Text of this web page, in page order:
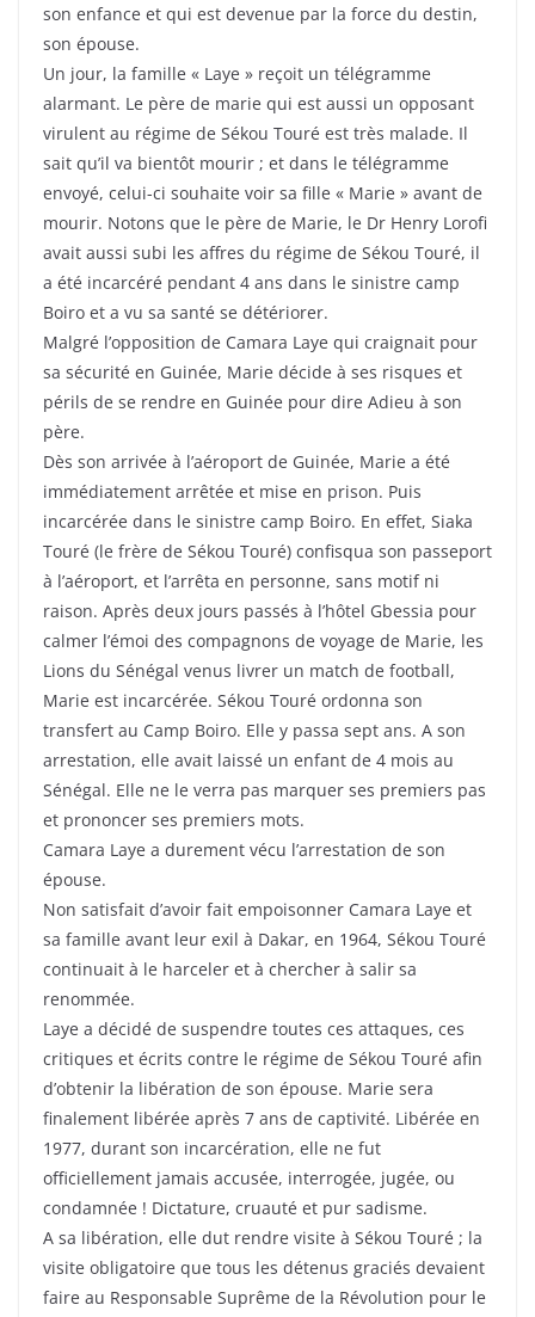
son enfance et qui est devenue par la force du destin,
son épouse.
Un jour, la famille « Laye » reçoit un télégramme
alarmant. Le père de marie qui est aussi un opposant
virulent au régime de Sékou Touré est très malade. Il
sait qu’il va bientôt mourir ; et dans le télégramme
envoyé, celui-ci souhaite voir sa fille « Marie » avant de
mourir. Notons que le père de Marie, le Dr Henry Lorofi
avait aussi subi les affres du régime de Sékou Touré, il
a été incarcéré pendant 4 ans dans le sinistre camp
Boiro et a vu sa santé se détériorer.
Malgré l’opposition de Camara Laye qui craignait pour
sa sécurité en Guinée, Marie décide à ses risques et
périls de se rendre en Guinée pour dire Adieu à son
père.
Dès son arrivée à l’aéroport de Guinée, Marie a été
immédiatement arrêtée et mise en prison. Puis
incarcérée dans le sinistre camp Boiro. En effet, Siaka
Touré (le frère de Sékou Touré) confisqua son passeport
à l’aéroport, et l’arrêta en personne, sans motif ni
raison. Après deux jours passés à l’hôtel Gbessia pour
calmer l’émoi des compagnons de voyage de Marie, les
Lions du Sénégal venus livrer un match de football,
Marie est incarcérée. Sékou Touré ordonna son
transfert au Camp Boiro. Elle y passa sept ans. A son
arrestation, elle avait laissé un enfant de 4 mois au
Sénégal. Elle ne le verra pas marquer ses premiers pas
et prononcer ses premiers mots.
Camara Laye a durement vécu l’arrestation de son
épouse.
Non satisfait d’avoir fait empoisonner Camara Laye et
sa famille avant leur exil à Dakar, en 1964, Sékou Touré
continuait à le harceler et à chercher à salir sa
renommée.
Laye a décidé de suspendre toutes ces attaques, ces
critiques et écrits contre le régime de Sékou Touré afin
d’obtenir la libération de son épouse. Marie sera
finalement libérée après 7 ans de captivité. Libérée en
1977, durant son incarcération, elle ne fut
officiellement jamais accusée, interrogée, jugée, ou
condamnée ! Dictature, cruauté et pur sadisme.
A sa libération, elle dut rendre visite à Sékou Touré ; la
visite obligatoire que tous les détenus graciés devaient
faire au Responsable Suprême de la Révolution pour le